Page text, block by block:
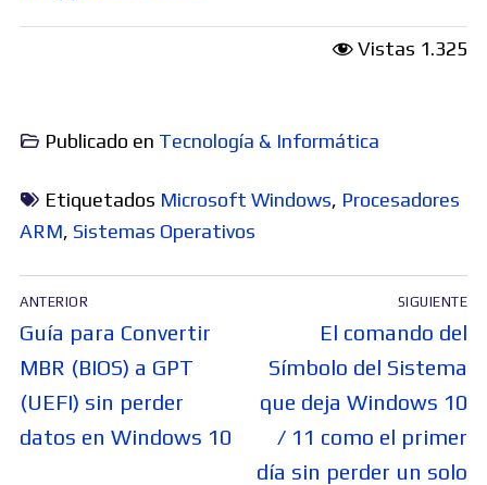
Vistas 1.325
Publicado en Tecnología & Informática
Etiquetados Microsoft Windows, Procesadores
ARM, Sistemas Operativos
Navegación
de
entradas
ANTERIOR
Entrada
anterior:
Guía para Convertir
MBR (BIOS) a GPT
(UEFI) sin perder
datos en Windows 10
SIGUIENTE
Entrada
siguiente:
El comando del
Símbolo del Sistema
que deja Windows 10
/ 11 como el primer
día sin perder un solo